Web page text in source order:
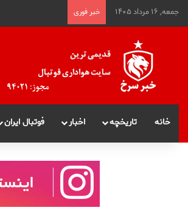
جمعه, ۱۶ مرداد ۱۴۰۵ خبر فوری
خانه تاریخچه اخبار فوتبال ایران